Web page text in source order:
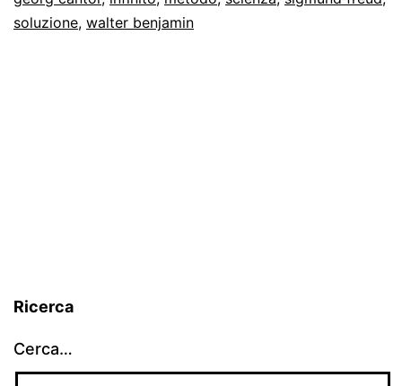
“compito
soluzione, walter benjamin
Ricerca
Cerca…